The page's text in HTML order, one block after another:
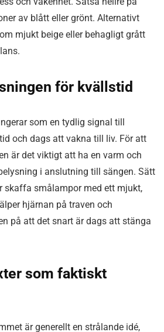
av blått eller grönt. Alternativt
mjukt beige eller behagligt grått
för kvällstid
som en tydlig signal till
och dags att vakna till liv. För att
är det viktigt att ha en varm och
i anslutning till sängen. Sätt
skaffa smålampor med ett mjukt,
hjärnan på traven och
på att det snart är dags att stänga
som faktiskt
är generellt en strålande idé,